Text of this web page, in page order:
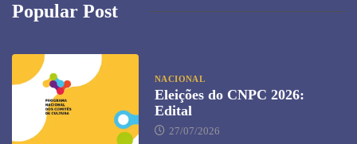
Popular Post
NACIONAL
Eleições do CNPC 2026:
Edital
27/07/2026